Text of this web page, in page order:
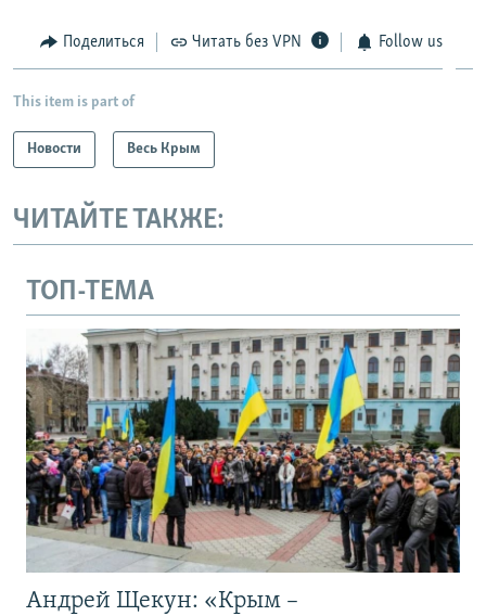
Поделиться Читать без VPN Follow us
This item is part of
Новости Весь Крым
ЧИТАЙТЕ ТАКЖЕ:
ТОП-ТЕМА
Андрей Щекун: «Крым –